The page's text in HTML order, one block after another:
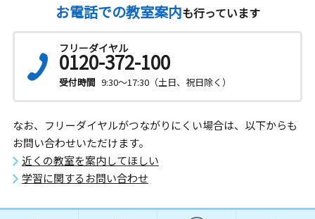
お電話での教室案内も行っています
フリーダイヤル
0120-372-100
受付時間 9:30～17:30（土日、祝日除く）
なお、フリーダイヤルがつながりにくい場合は、以下からも
お問い合わせいただけます。
近くの教室を案内してほしい
学習に関するお問い合わせ